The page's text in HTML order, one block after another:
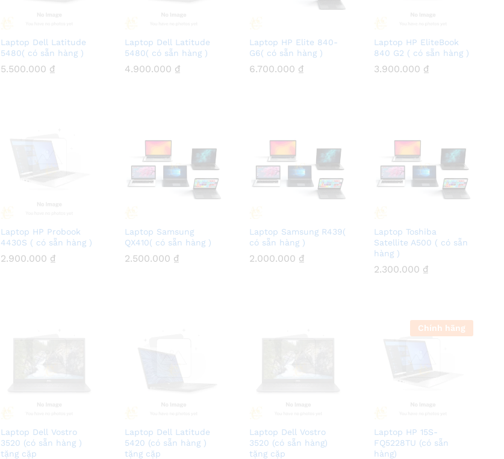
Laptop Dell Latitude
5480( có sẵn hàng )
5.500.000 ₫
5.500.000 ₫
Laptop Dell Latitude
5480( có sẵn hàng )
4.900.000 ₫
4.900.000 ₫
Laptop HP Elite 840-
G6( có sẵn hàng )
6.700.000 ₫
6.700.000 ₫
Laptop HP EliteBook
840 G2 ( có sẵn hàng )
3.900.000 ₫
3.900.000 ₫
Laptop HP Probook
4430S ( có sẵn hàng )
2.900.000 ₫
2.900.000 ₫
Laptop Samsung
QX410( có sẵn hàng )
2.500.000 ₫
2.500.000 ₫
Laptop Samsung R439(
có sẵn hàng )
2.000.000 ₫
2.000.000 ₫
Laptop Toshiba
Satellite A500 ( có sẵn
hàng )
2.300.000 ₫
2.300.000 ₫
Laptop Dell Vostro
3520 (có sẵn hàng )
tặng cặp
Laptop Dell Latitude
5420 (có sẵn hàng )
tặng cặp
Laptop Dell Vostro
3520 (có sẵn hàng)
tặng cặp
Chính hãng
Laptop HP 15S-
FQ5228TU (có sẵn
hàng)